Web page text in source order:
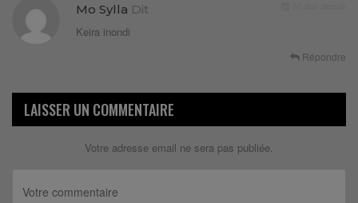
Mo Sylla Dit
Keira inondi
Répondre
LAISSER UN COMMENTAIRE
Votre adresse email ne sera pas publiée.